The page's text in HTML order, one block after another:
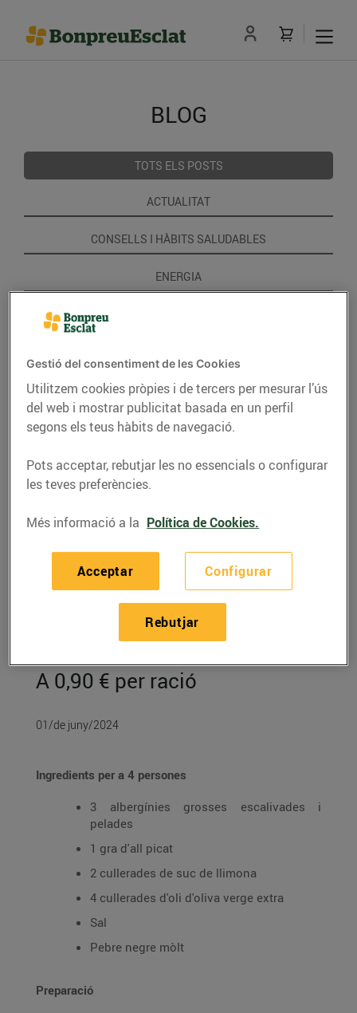
BLOG
TOTS ELS POSTS
ACTUALITAT
CONSELLS I HÀBITS SALUDABLES
ENERGIA
GASTRONOMIA I TRADICIONS
RECEPTES
Paté d'albergínies
escalivades
A 0,90 € per ració
01/de juny/2024
Ingredients per a 4 persones
3 albergínies grosses escalivades i
pelades
1 gra d'all picat
2 cullerades de suc de llimona
4 cullerades d'oli d'oliva verge extra
Sal
Pebre negre mòlt
Preparació
Gestió del consentiment de les Cookies
Utilitzem cookies pròpies i de tercers per mesurar l’ús
del web i mostrar publicitat basada en un perfil
segons els teus hàbits de navegació.
Pots acceptar, rebutjar les no essencials o configurar
les teves preferències.
Més informació a la Política de Cookies.
Configurar
Rebutjar
Acceptar